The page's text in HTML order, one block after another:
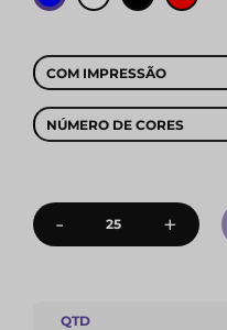
COM IMPRESSÃO
NÚMERO DE CORES
- +
QTD